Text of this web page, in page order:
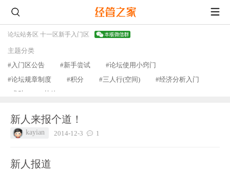
论坛站务区 十一区新手入门区
主题分类
#入门区公告
#新手尝试
#论坛使用小窍门
#论坛规章制度
#积分 #三人行(空间)
#经济分析入门
#求助
#其他
新人来报个道！
kayian 2014-12-3 1
新人报道